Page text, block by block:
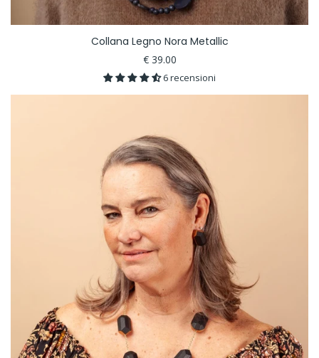
Collana Legno Nora Metallic
€ 39.00
6 recensioni